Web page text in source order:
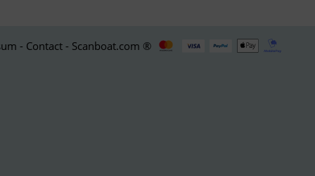
- Contact - Scanboat.com ®